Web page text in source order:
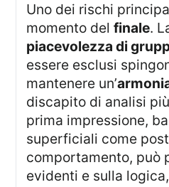
Uno dei rischi principali emerge nel
momento delfinale.
piacevolezza di
essere esclusi
mantenere un’
discapito di analisi
prima impressione,
superficiali come
comportamento, può
evidenti e sulla